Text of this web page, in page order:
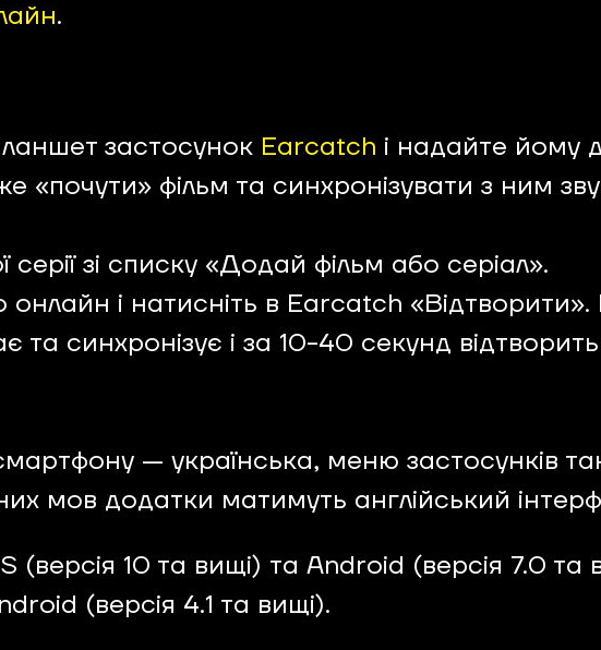
.
застосунок Earcatch і надайте йому
«почути» фільм та синхронізувати з ним
зі списку «Додай фільм або серіал».
онлайн і натисніть в Earcatch
та синхронізує і за 10-40 секунд
— українська, меню застосунків
мов додатки матимуть англійський
10 та вищі) та Android (версія 7.0 та
(версія 4.1 та вищі).